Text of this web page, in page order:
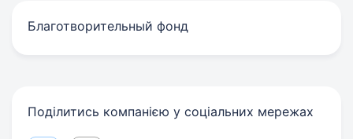
Благотворительный фонд
Поділитись компанією у соціальних мережах